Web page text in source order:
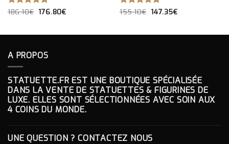
NOTE5.00
186.10€ LE
186.10€.
176.80€LE
176.80€.
NOTE5.00
155.10€ LE
155.10€.
147.35€LE
147.35€.
A PROPOS
STATUETTE.FR EST UNE BOUTIQUE SPÉCIALISÉE
DANS LA VENTE DE STATUETTES & FIGURINES DE
LUXE. ELLES SONT SÉLECTIONNÉES AVEC SOIN AUX
4 COINS DU MONDE.
UNE QUESTION ? CONTACTEZ NOUS